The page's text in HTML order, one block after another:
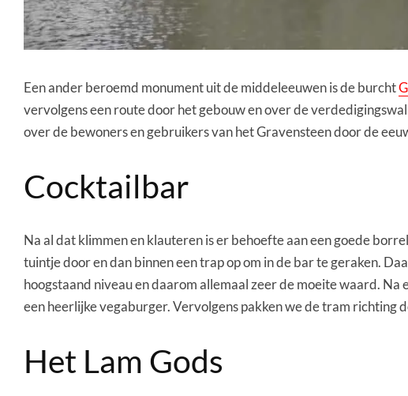
Een ander beroemd monument uit de middeleeuwen is de burcht
vervolgens een route door het gebouw en over de
over de bewoners en gebruikers van het Gravensteen door de
Cocktailbar
Na al dat klimmen en klauteren is er behoefte aan een goede
tuintje door en dan binnen een trap op om in de bar te geraken.
hoogstaand niveau en daarom allemaal zeer de moeite waard.
een heerlijke vegaburger. Vervolgens pakken we de tram richting
Het Lam Gods